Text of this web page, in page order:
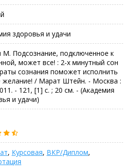
здоровья и удачи
Подсознание, подключенное к
может все! : 2-х минутный сон
сознания поможет исполнить
желание! / Марат Штейн. - Москва :
- 121, [1] с. ; 20 см. - (Академия
и удачи)
, Курсовая, ВКР/Диплом,